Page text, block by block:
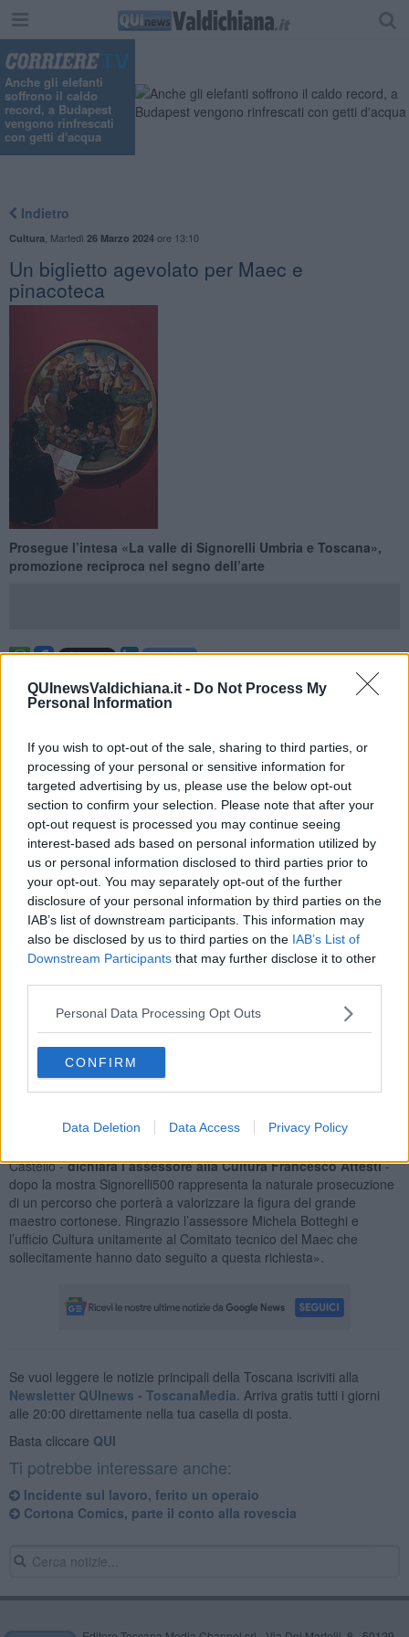
QUInewsValdichiana.it - Do Not Process My
Personal Information
If you wish to opt-out of the sale, sharing to third parties, or
processing of your personal or sensitive information for
targeted advertising by us, please use the below opt-out
section to confirm your selection. Please note that after your
opt-out request is processed you may continue seeing
interest-based ads based on personal information utilized by
us or personal information disclosed to third parties prior to
your opt-out. You may separately opt-out of the further
disclosure of your personal information by third parties on the
IAB’s list of downstream participants. This information may
also be disclosed by us to third parties on the IAB’s List of
Downstream Participants that may further disclose it to other
Personal Data Processing Opt Outs
CONFIRM
Data Deletion Data Access Privacy Policy
Anche gli elefanti
soffrono il caldo
record, a Budapest
vengono rinfrescati
con getti d'acqua
Indietro
Cultura Martedì 26 Marzo 2024ore 13:10
Un biglietto agevolato per Maec e
pinacoteca
Prosegue l’intesa «La valle di Signorelli Umbria e Toscana»,
promozione reciproca nel segno dell’arte
VALDICHIANA —Confermato anche per il 2024 l’accordo di
reciproca promozione fra il Museo dell’Accademia etrusca e della
Cinquecentenario della morte di Luca Signorelli , le due
amministrazione comunali e l’Accademia Etrusca rinnovano il
protocollo di intesa per la promozione coordinata di itinerari ed
eventi che sostengano l’offerta culturale, attraverso un biglietto
ridotto per l’accesso alle rispettive strutture museali e la
progettazione di eventi e di una comunicazione congiunta.
I visitatori che accederanno ad uno dei due poli culturali (Palazzo
Casali a Cortona o Palazzo Vitelli alla Cannoniera), mostrando il
biglietto al museo partner, potranno ottenere una riduzione sul
costo di ingresso al Maec (7 euro anziché 10) o al Museo di Città di
Castello (6 euro anziché 8).
Il progetto «La valle di Signorelli. Umbria e Toscana» viene così
confermato anche per il 2024.
Cortona e l’Accademia Etrusca si impegnano a promuovere i
rispettivi territoricon azioni di comunicazione e condivisione con
le opere di Luca Signorelli.
Castello -dichiara l’assessore alla Cultura Francesco Attesti-
dopo la mostra Signorelli500 rappresenta la naturale prosecuzione
di un percorso che porterà a valorizzare la figura del grande
maestro cortonese. Ringrazio l’assessore Michela Botteghi e
l’ufficio Cultura unitamente al Comitato tecnico del Maec che
sollecitamente hanno dato seguito a questa richiesta».
Se vuoi leggere le notizie principali della Toscana iscriviti alla
Newsletter QUInews - ToscanaMedia. Arriva gratis tutti i giorni
alle 20:00 direttamente nella tua casella di posta.
Basta cliccare QUI
Ti potrebbe interessare anche:
Incidente sul lavoro, ferito un operaio
Cortona Comics, parte il conto alla rovescia